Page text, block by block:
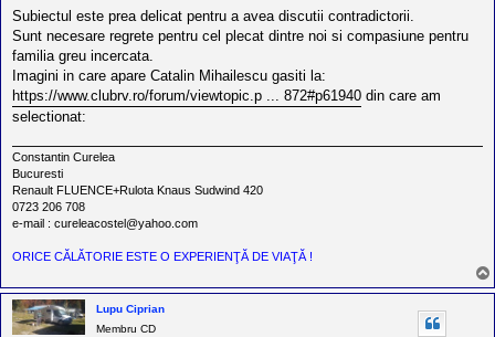
s
j
Subiectul este prea delicat pentru a avea discutii contradictorii.
Sunt necesare regrete pentru cel plecat dintre noi si compasiune pentru
familia greu incercata.
Imagini in care apare Catalin Mihailescu gasiti la:
https://www.clubrv.ro/forum/viewtopic.p ... 872#p61940 din care am
selectionat:
Constantin Curelea
Bucuresti
Renault FLUENCE+Rulota Knaus Sudwind 420
0723 206 708
e-mail : cureleacostel@yahoo.com
ORICE CĂLĂTORIE ESTE O EXPERIENŢĂ DE VIAŢĂ !
Lupu Ciprian
Membru CD